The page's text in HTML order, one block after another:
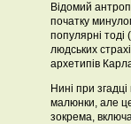
Відомий
початку
популярні тоді
людських
архетипів
Нині при
малюнки, але
зокрема,